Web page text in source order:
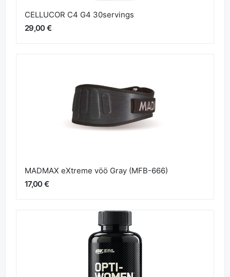
CELLUCOR C4 G4 30servings
29,00 €
MADMAX eXtreme vöö Gray (MFB-666)
17,00 €